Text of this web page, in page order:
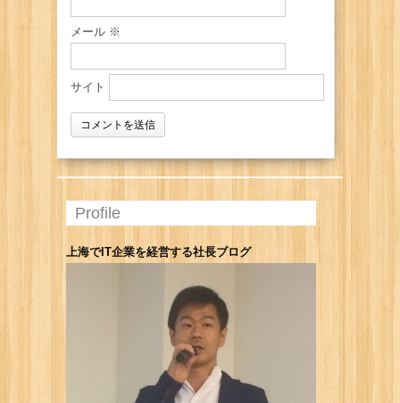
メール ※
サイト
Profile
上海でIT企業を経営する社長ブログ